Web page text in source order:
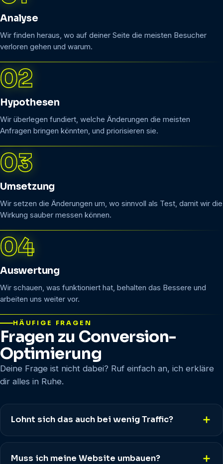
Analyse
Wir finden heraus, wo auf deiner Seite die meisten Besucher
verloren gehen und warum.
Hypothesen
Wir überlegen fundiert, welche Änderungen die meisten
Anfragen bringen könnten, und priorisieren sie.
Umsetzung
Wir setzen die Änderungen um, wo sinnvoll als Test, damit wir die
Wirkung sauber messen können.
Auswertung
Wir schauen, was funktioniert hat, behalten das Bessere und
arbeiten uns weiter vor.
HÄUFIGE FRAGEN
Fragen zu Conversion-
Optimierung
Deine Frage ist nicht dabei? Ruf einfach an, ich erkläre
dir alles in Ruhe.
Lohnt sich das auch bei wenig Traffic?
Muss ich meine Website umbauen?